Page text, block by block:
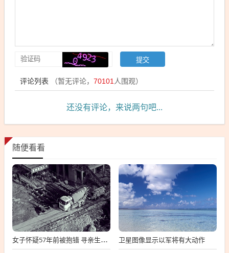
评论列表 （暂无评论， 70101人围观）
还没有评论，来说两句吧...
随便看看
女子怀疑57年前被抱错 寻亲生父母 卫星图像显示以军将有大动作